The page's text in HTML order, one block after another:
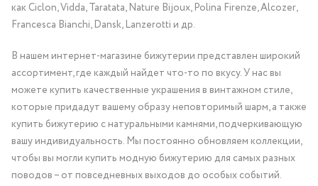
как Ciclon, Vidda, Taratata, Nature Bijoux, Polina Firenze, Alcozer,
Francesca Bianchi, Dansk, Lanzerotti и др.
В нашем интернет-магазине бижутерии представлен широкий
ассортимент, где каждый найдет что-то по вкусу. У нас вы
можете купить качественные украшения в винтажном стиле,
которые придадут вашему образу неповторимый шарм, а также
купить бижутерию с натуральными камнями, подчеркивающую
вашу индивидуальность. Мы постоянно обновляем коллекции,
чтобы вы могли купить модную бижутерию для самых разных
поводов – от повседневных выходов до особых событий.